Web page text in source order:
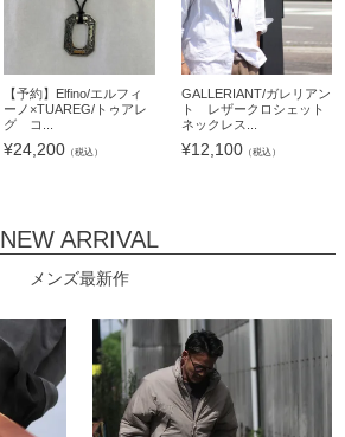
【予約】Elfino/エルフィ
ーノ×TUAREG/トゥアレ
グ コ...
¥24,200 （税込）
GALLERIANT/ガレリアン
ト レザークロシェット
ネックレス...
¥12,100（税込）
NEW ARRIVAL
メンズ最新作